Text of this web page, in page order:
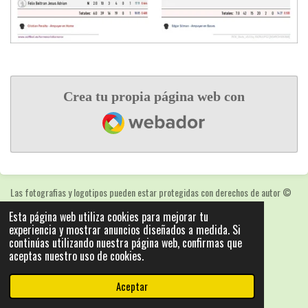
Esta página web utiliza cookies para mejorar tu
experiencia y mostrar anuncios diseñados a medida. Si
continúas utilizando nuestra página web, confirmas que
aceptas nuestro uso de cookies.
Aceptar
Crea tu propia página web con
Webador
Las fotografias y logotipos pueden estar protegidas con derechos de autor©
Con la tecnología deWebador